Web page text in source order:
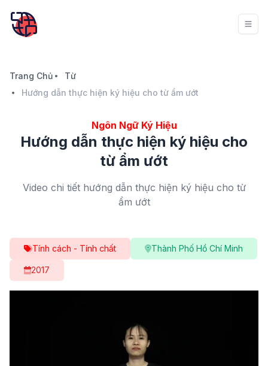
Trang Chủ
Từ
Hướng dẫn thực hiện ký hiệu cho từ ẩm ướt
Ngôn Ngữ Ký Hiệu
Hướng dẫn thực hiện ký hiệu cho
từ ẩm ướt
Video chi tiết hướng dẫn thực hiện ký hiệu cho từ
ẩm ướt
Tính cách - Tính chất Thành Phố Hồ Chí Minh
2017